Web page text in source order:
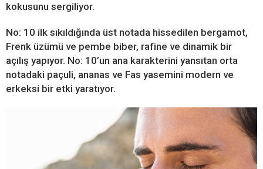
kokusunu sergiliyor.
No: 10 ilk sıkıldığında üst notada hissedilen bergamot,
Frenk üzümü ve pembe biber, rafine ve dinamik bir
açılış yapıyor. No: 10’un ana karakterini yansıtan orta
notadaki paçuli, ananas ve Fas yasemini modern ve
erkeksi bir etki yaratıyor.